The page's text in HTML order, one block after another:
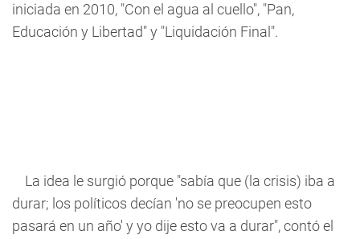
iniciada en 2010, "Con el agua al cuello", "Pan,
Educación y Libertad" y "Liquidación Final".
La idea le surgió porque "sabía que (la crisis) iba a
durar; los políticos decían 'no se preocupen esto
pasará en un año' y yo dije esto va a durar", contó el